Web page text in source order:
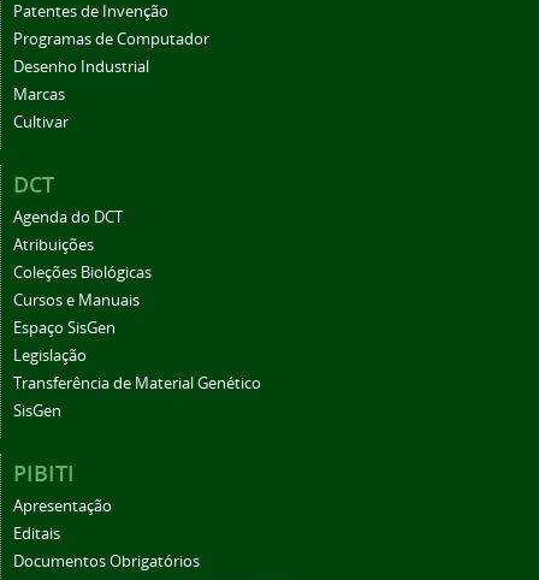
Patentes de Invenção
Programas de Computador
Desenho Industrial
Marcas
Cultivar
DCT
Agenda do DCT
Atribuições
Coleções Biológicas
Cursos e Manuais
Espaço SisGen
Legislação
Transferência de Material Genético
SisGen
PIBITI
Apresentação
Editais
Documentos Obrigatórios